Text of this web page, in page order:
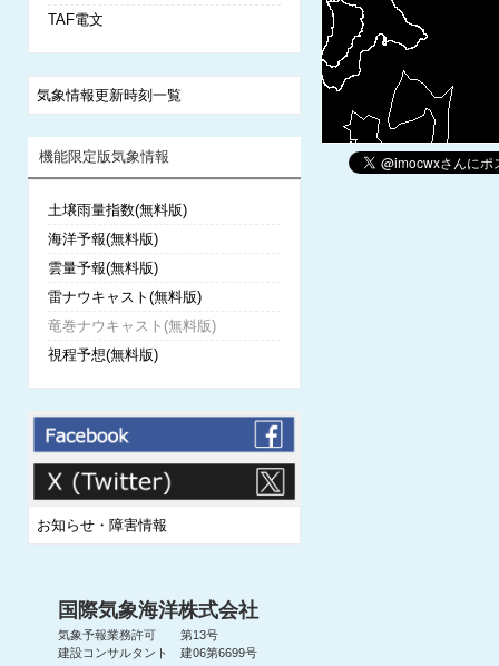
TAF電文
気象情報更新時刻一覧
機能限定版気象情報
土壌雨量指数(無料版)
海洋予報(無料版)
雲量予報(無料版)
雷ナウキャスト(無料版)
竜巻ナウキャスト(無料版)
視程予想(無料版)
お知らせ・障害情報
国際気象海洋株式会社
気象予報業務許可 第13号
建設コンサルタント 建06第6699号